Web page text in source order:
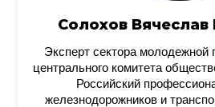
Солохов Вячеслав
Эксперт сектора молодежной
центрального комитета
Российский
железнодорожников и